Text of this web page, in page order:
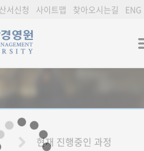
서신청 사이트맵 찾아오시는길 ENG
현재 진행중인 과정